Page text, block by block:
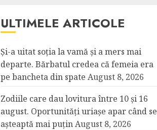
ULTIMELE ARTICOLE
Și-a uitat soția la vamă și a mers mai
departe. Bărbatul credea că femeia era
pe bancheta din spate August 8, 2026
Zodiile care dau lovitura între 10 și 16
august. Oportunități uriașe apar când se
așteaptă mai puținAugust 8, 2026